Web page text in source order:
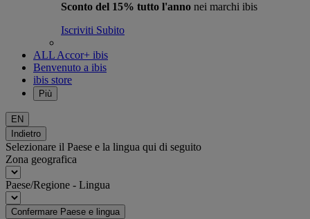
Sconto del 15% tutto l'anno nei marchi ibis
Iscriviti Subito
ALL Accor+ ibis
Benvenuto a ibis
ibis store
Più
EN
Indietro
Selezionare il Paese e la lingua qui di seguito
Zona geografica
Paese/Regione - Lingua
Confermare Paese e lingua